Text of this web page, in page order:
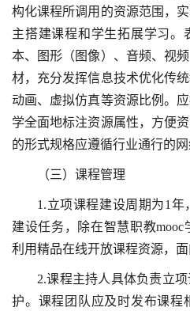
构化课程所调用的资源范围，
主搭建课程和学生拓展学习。
本、图形（图像）、音频、视
材，充分发挥信息技术优化传
动画、虚拟仿真等资源比例。
学全面地标注资源属性，方便
的形式规格应遵循行业通行的网
（三）课程管理
1.立项课程建设周期为1
建设任务，除在智慧职教
利用精品在线开放课程资源，面
2.课程主持人具体负责立
护。课程团队应及时发布课程